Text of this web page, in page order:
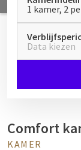
1 kamer, 2
Data kiezen
Comfort
KAMER